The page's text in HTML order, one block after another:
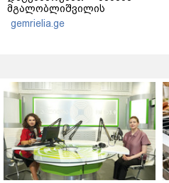
მგალობლიშვილის
რეცეპტი
gemrielia.ge